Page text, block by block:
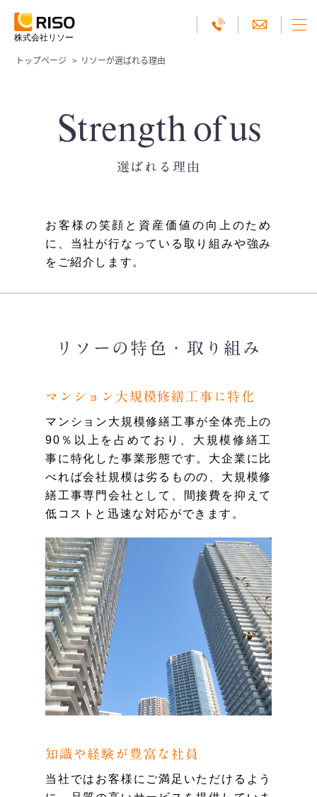
株式会社リソー
トップページ リソーが選ばれる理由
Strength of us
選ばれる理由
お客様の笑顔と資産価値の向上のため
に、当社が行なっている取り組みや強み
をご紹介します。
リソーの特色・取り組み
マンション大規模修繕工事に特化
マンション大規模修繕工事が全体売上の
90％以上を占めており、大規模修繕工
事に特化した事業形態です。大企業に比
べれば会社規模は劣るものの、大規模修
繕工事専門会社として、間接費を抑えて
低コストと迅速な対応ができます。
知識や経験が豊富な社員
当社ではお客様にご満足いただけるよう